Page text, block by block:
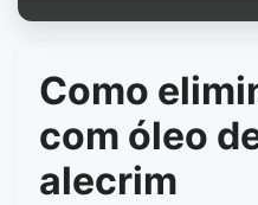
Como
com óleo
alecrim